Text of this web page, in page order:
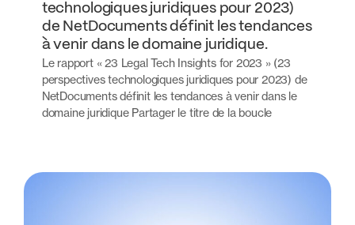
technologiques juridiques pour 2023)
de NetDocuments définit les tendances
à venir dans le domaine juridique.
Le rapport « 23 Legal Tech Insights for 2023 » (23
perspectives technologiques juridiques pour 2023) de
NetDocuments définit les tendances à venir dans le
domaine juridique Partager le titre de la boucle